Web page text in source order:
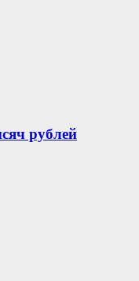
рублей